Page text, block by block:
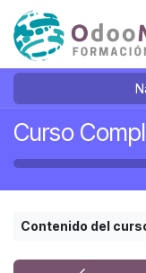
Ir al contenido
Curso
Contenido del